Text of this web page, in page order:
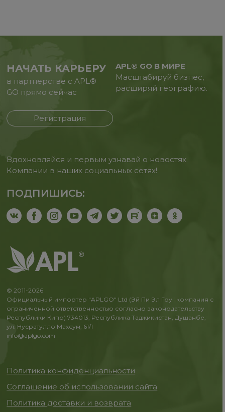
НАЧАТЬ КАРЬЕРУ
в партнерстве с APL®
GO прямо сейчас
Регистрация
APL® GO В МИРЕ
Масштабируй бизнес,
расширяй географию.
Вдохновляйся и первым узнавай о новостях
Компании в наших социальных сетях!
ПОДПИШИСЬ:
© 2011-2026
Официальный импортер "APLGO" Ltd (Эй Пи Эл Гоу" компания с
ограниченной ответственностью согласно законодательству
Республики Кипр) 734013, Республика Таджикистан, Душанбе,
ул. Нусратулло Махсум, 61/1
info@aplgo.com
Политика конфиденциальности
Соглашение об использовании сайта
Политика доставки и возврата